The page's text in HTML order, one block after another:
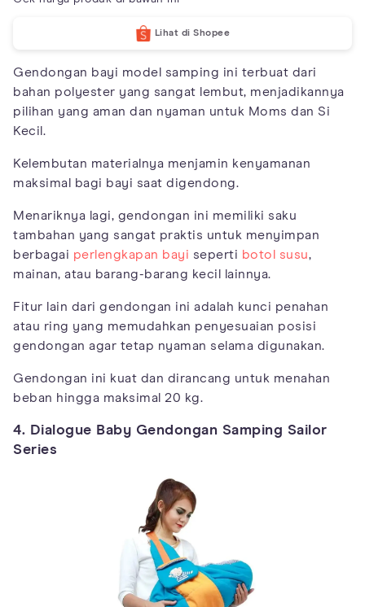
Lihat di Shopee
Gendongan bayi model samping ini terbuat dari
bahan polyester yang sangat lembut, menjadikannya
pilihan yang aman dan nyaman untuk Moms dan Si
Kecil.
Kelembutan materialnya menjamin kenyamanan
maksimal bagi bayi saat digendong.
Menariknya lagi, gendongan ini memiliki saku
tambahan yang sangat praktis untuk menyimpan
berbagai perlengkapan bayi seperti botol susu,
mainan, atau barang-barang kecil lainnya.
Fitur lain dari gendongan ini adalah kunci penahan
atau ring yang memudahkan penyesuaian posisi
gendongan agar tetap nyaman selama digunakan.
Gendongan ini kuat dan dirancang untuk menahan
beban hingga maksimal 20 kg.
4. Dialogue Baby Gendongan Samping Sailor
Series